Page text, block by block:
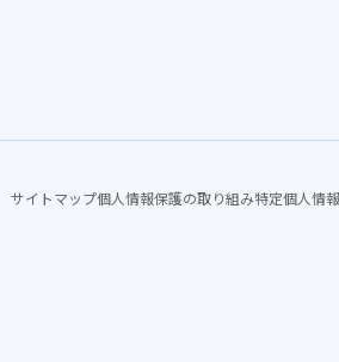
サイトマップ個人情報保護の取り組み特定個人情